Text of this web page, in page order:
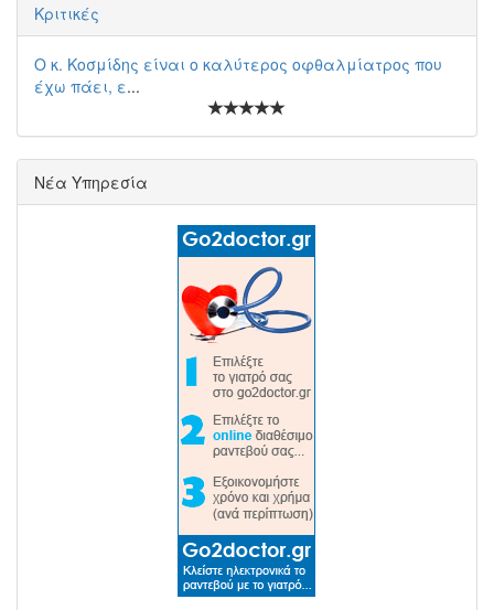
Κριτικές
Ο κ. Κοσμίδης είναι ο καλύτερος οφθαλμίατρος που
έχω πάει, ε...
Νέα Υπηρεσία